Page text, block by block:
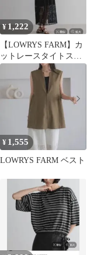
¥ 1,222
【LOWRYS FARM】カ
ットレースタイトスカ
ート
¥ 1,555
LOWRYS FARM ベスト